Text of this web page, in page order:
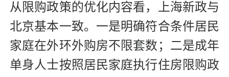
从限购政策的优化内容看，上海新政与
北京基本一致。一是明确符合条件居民
家庭在外环外购房不限套数；二是成年
单身人士按照居民家庭执行住房限购政